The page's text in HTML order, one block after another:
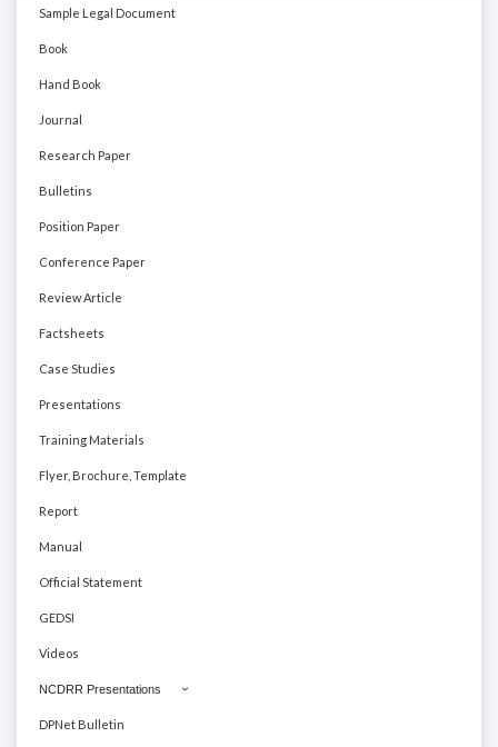
Sample Legal Document
Book
Hand Book
Journal
Research Paper
Bulletins
Position Paper
Conference Paper
Review Article
Factsheets
Case Studies
Presentations
Training Materials
Flyer, Brochure, Template
Report
Manual
Official Statement
GEDSI
Videos
NCDRR Presentations
DPNet Bulletin